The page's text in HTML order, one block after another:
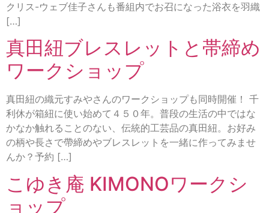
クリス-ウェブ佳子さんも番組内でお召になった浴衣を羽織
[…]
真田紐ブレスレットと帯締め
ワークショップ
真田紐の織元すみやさんのワークショップも同時開催！ 千
利休が箱紐に使い始めて４５０年。普段の生活の中ではな
かなか触れることのない、伝統的工芸品の真田紐。お好み
の柄や長さで帶締めやブレスレットを一緒に作ってみませ
んか？予約 […]
こゆき庵 KIMONOワークシ
ョップ